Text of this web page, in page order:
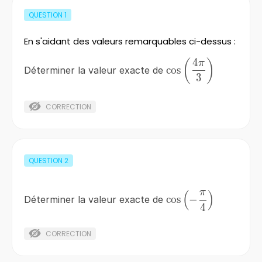
QUESTION 1
En s'aidant des valeurs remarquables ci-dessus :
Déterminer la valeur exacte de
{3}\right)
cos ( 3
4π )
CORRECTION
QUESTION 2
Déterminer la valeur exacte de \cos\left(-
\frac{\pi}
cos (−
4
π )
CORRECTION